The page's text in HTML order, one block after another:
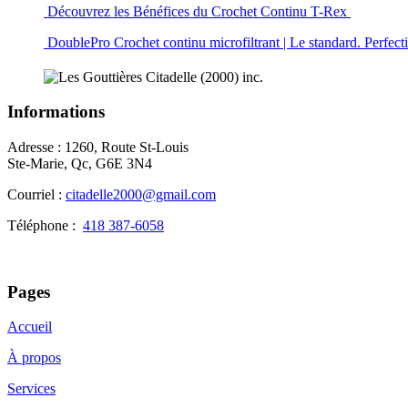
Découvrez les Bénéfices du Crochet Continu T-Rex
DoublePro Crochet continu microfiltrant | Le standard.
Informations
Adresse : 1260, Route St-Louis
Ste-Marie, Qc, G6E 3N4
Courriel : citadelle2000@gmail.com
Téléphone : 418 387-6058
Pages
Accueil
À propos
Services